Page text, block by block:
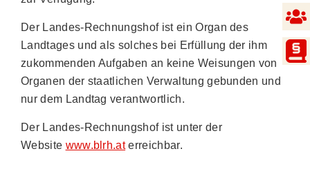
Der Landes-Rechnungshof ist ein Organ des
Landtages und als solches bei Erfüllung der ihm
zukommenden Aufgaben an keine Weisungen von
Organen der staatlichen Verwaltung gebunden und
nur dem Landtag verantwortlich.
Der Landes-Rechnungshof ist unter der
Website www.blrh.aterreichbar.